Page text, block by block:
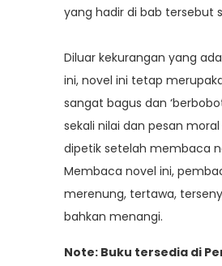
yang hadir di bab tersebut
Diluar kekurangan yang
ini, novel ini tetap
sangat bagus dan
sekali nilai dan pesan
dipetik setelah membaca
Membaca novel ini,
merenung, tertawa,
bahkan menangi.
Note: Buku tersedia di